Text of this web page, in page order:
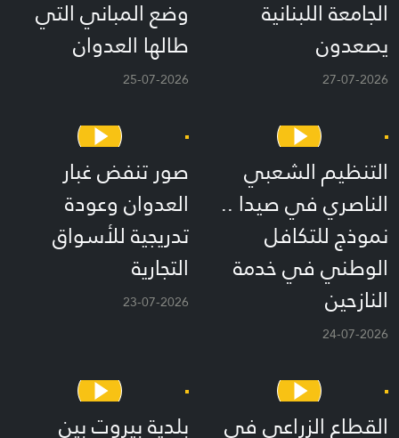
الجامعة اللبنانية
يصعدون
27-07-2026
وضع المباني التي
طالها العدوان
25-07-2026
التنظيم الشعبي
الناصري في صيدا ..
نموذج للتكافل
الوطني في خدمة
النازحين
24-07-2026
صور تنفض غبار
العدوان وعودة
تدريجية للأسواق
التجارية
23-07-2026
القطاع الزراعي في
بلدية بيروت بين